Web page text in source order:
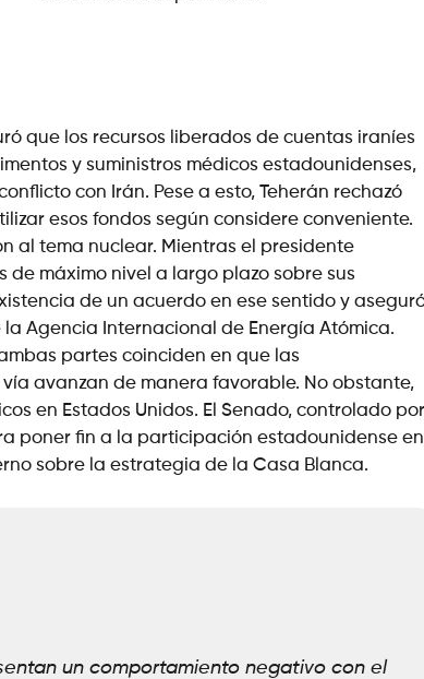
que los recursos liberados de cuentas iraníes
y suministros médicos estadounidenses,
con Irán. Pese a esto, Teherán rechazó
esos fondos según considere conveniente.
al tema nuclear. Mientras el presidente
máximo nivel a largo plazo sobre sus
de un acuerdo en ese sentido y
Agencia Internacional de Energía Atómica.
partes coinciden en que las
avanzan de manera favorable. No obstante,
en Estados Unidos. El Senado, controlado por
poner fin a la participación estadounidense en
sobre la estrategia de la Casa Blanca.
un comportamiento negativo con el